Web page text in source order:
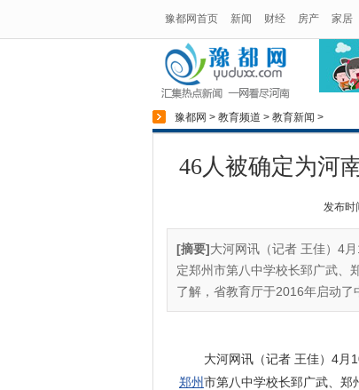
豫都网首页 新闻 财经 房产 家居
豫都网 > 教育频道 > 教育新闻 >
46人被确定为河
发布时
[摘要]大河网讯（记者 王佳）4
定郑州市第八中学校长郅广武、
了解，省教育厅于2016年启动了
大河网讯（记者 王佳）4月
郑州市第八中学校长郅广武、郑